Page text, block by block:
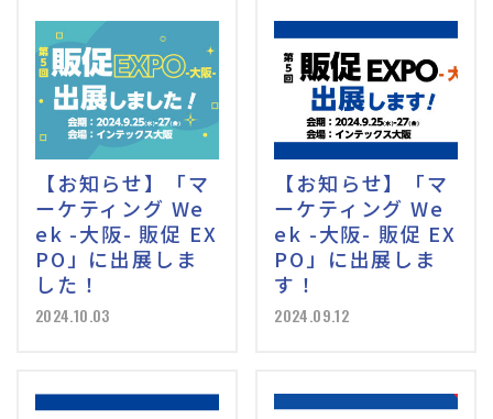
【お知らせ】「マ
ーケティング We
ek -大阪- 販促 EX
PO」に出展しま
した！
2024.10.03
【お知らせ】「マ
ーケティング We
ek -大阪- 販促 EX
PO」に出展しま
す！
2024.09.12